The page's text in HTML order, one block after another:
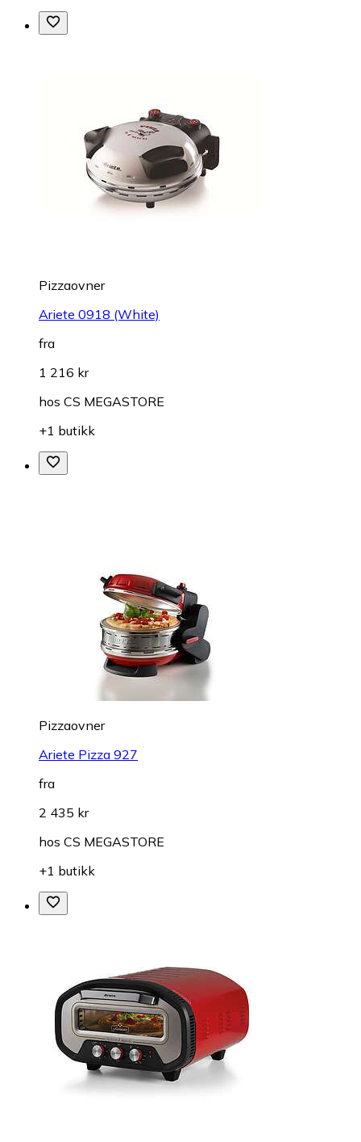
Pizzaovner
Ariete 0918 (White)
fra
1 216 kr
hos CS MEGASTORE
+1 butikk
Pizzaovner
Ariete Pizza 927
fra
2 435 kr
hos CS MEGASTORE
+1 butikk